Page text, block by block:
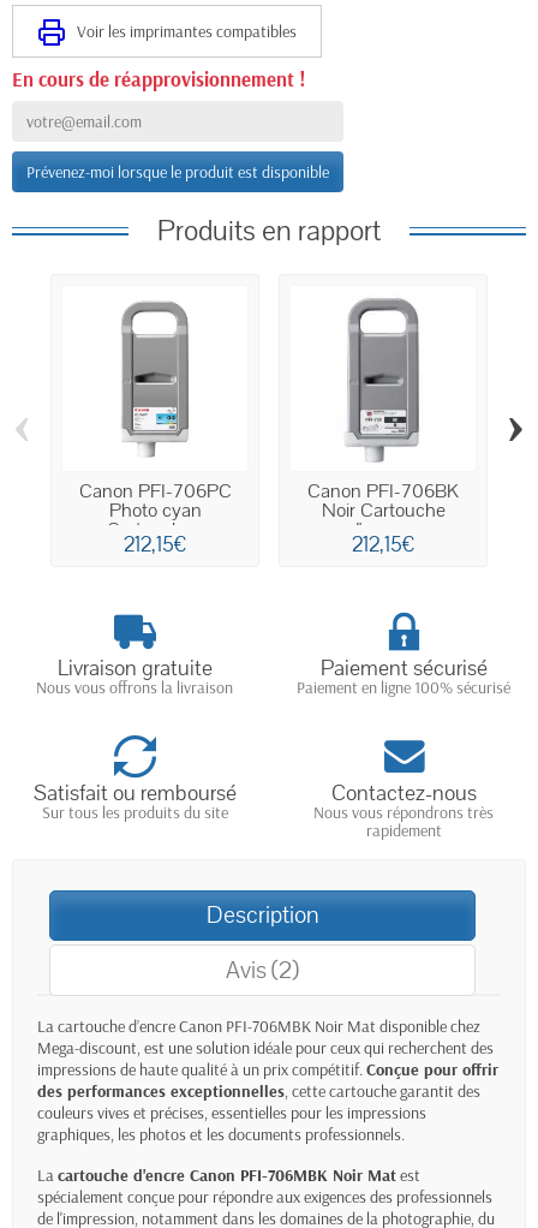
Voir les imprimantes compatibles
En cours de réapprovisionnement !
Prévenez-moi lorsque le produit est disponible
Produits en rapport
Canon PFI-706PC
Photo cyan
Cartouche...
212,15€
Canon PFI-706BK
Noir Cartouche
d'encre...
212,15€
‹ ›
Livraison gratuite
Nous vous offrons la livraison
Paiement sécurisé
Paiement en ligne 100% sécurisé
Satisfait ou remboursé
Sur tous les produits du site
Contactez-nous
Nous vous répondrons très
rapidement
Description
Avis (2)
La cartouche d’encreCanon PFI-706MBK Noir Mat disponible chez
Mega-discount, est une solution idéale pour ceux qui recherchent des
impressions de haute qualité à un prix compétitif.Conçue pour offrir
des performances exceptionnelles, cette cartouche garantit des
couleurs vives et précises, essentielles pour les impressions
graphiques, les photos et les documents professionnels.
Lacartouche d'encre Canon PFI-706MBK Noir Matest
spécialement conçue pour répondre aux exigences des professionnels
de l'impression, notamment dans les domaines de la photographie, du